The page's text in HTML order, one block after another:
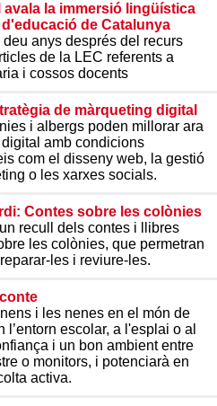
avala la immersió lingüística
de Catalunya
deu anys després del recurs
de la LEC referents a
i cossos docents
de màrqueting digital
i albergs poden millorar ara
amb condicions
com el disseny web, la gestió
o les xarxes socials.
Contes sobre les colònies
recull dels contes i llibres
les colònies, que permetran
les i reviure-les.
i les nenes en el món de
l’entorn escolar, a l'esplai o al
i un bon ambient entre
o monitors, i potenciarà en
activa.